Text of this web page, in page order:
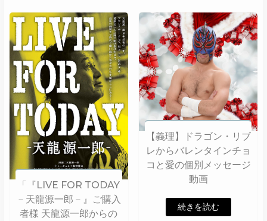
「『LIVE FOR TODAY
－天龍源一郎－』ご購入
者様 天龍源一郎からの
【義理】ドラゴン・リブ
レからバレンタインチョ
コと愛の個別メッセージ
動画
続きを読む